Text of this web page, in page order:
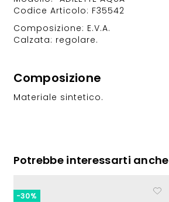
Codice Articolo: F35542
Composizione: E.V.A.
Calzata: regolare.
Composizione
Materiale sintetico.
Potrebbe interessarti anche
-30%